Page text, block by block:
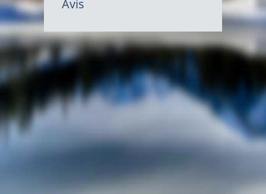
Avis
du
Canada